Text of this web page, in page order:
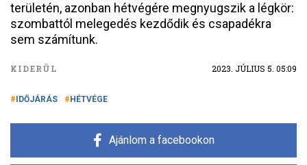
területén, azonban hétvégére megnyugszik a légkör:
szombattól melegedés kezdődik és csapadékra
sem számítunk.
KIDERÜL 2023. JÚLIUS 5. 05:09
IDŐJÁRÁS HÉTVÉGE
Ajánlom a facebookon